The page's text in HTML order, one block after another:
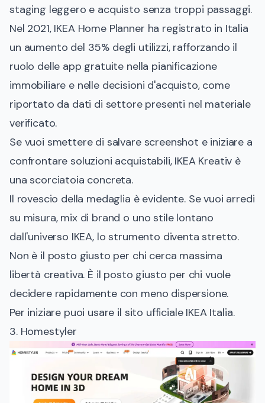
staging leggero e acquisto senza troppi passaggi.
Nel 2021, IKEA Home Planner ha registrato in Italia
un aumento del 35% degli utilizzi, rafforzando il
ruolo delle app gratuite nella pianificazione
immobiliare e nelle decisioni d'acquisto, come
riportato da dati di settore presenti nel materiale
verificato.
Se vuoi smettere di salvare screenshot e iniziare a
confrontare soluzioni acquistabili, IKEA Kreativ è
una scorciatoia concreta.
Il rovescio della medaglia è evidente. Se vuoi arredi
su misura, mix di brand o uno stile lontano
dall'universo IKEA, lo strumento diventa stretto.
Non è il posto giusto per chi cerca massima
libertà creativa. È il posto giusto per chi vuole
decidere rapidamente con meno dispersione.
Per iniziare puoi usare il sito ufficiale IKEA Italia.
3. Homestyler